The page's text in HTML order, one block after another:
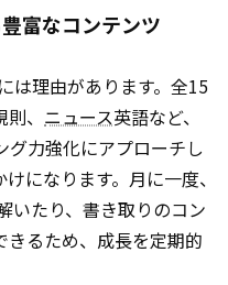
富なコンテンツ
は理由があります。全15
、 ニュース英語など、
グ力強化にアプローチし
になります。月に一度、
いたり、書き取りのコン
きるため、成長を定期的